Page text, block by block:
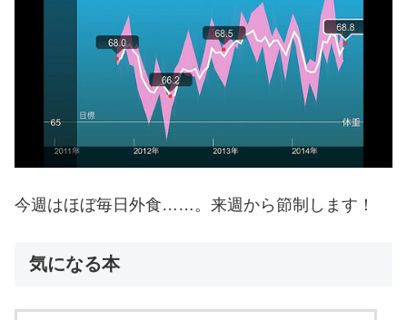
今週はほぼ毎日外食……。来週から節制します！
気になる本